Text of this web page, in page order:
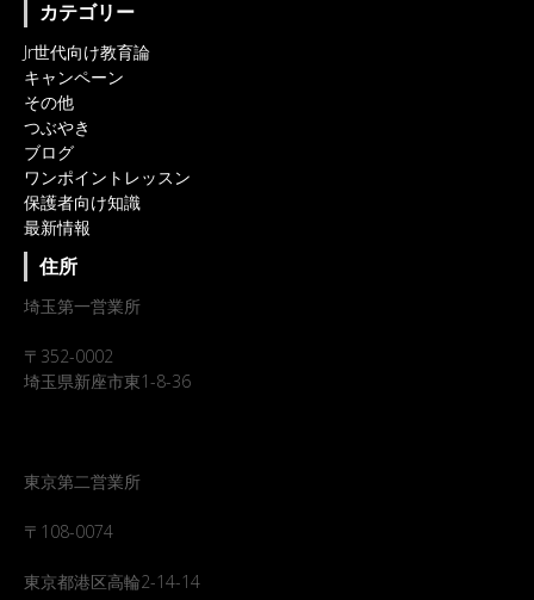
カテゴリー
Jr世代向け教育論
キャンペーン
その他
つぶやき
ブログ
ワンポイントレッスン
保護者向け知識
最新情報
住所
埼玉第一営業所
〒352-0002
埼玉県新座市東1-8-36
東京第二営業所
〒108-0074
東京都港区高輪2-14-14